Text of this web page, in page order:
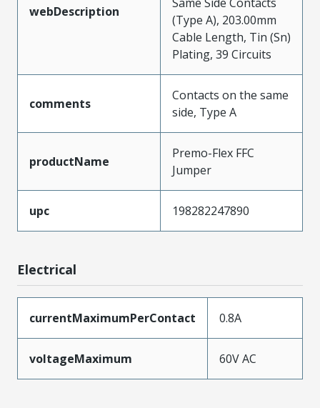
webDescription
(Type A), 203.00mm
Cable Length, Tin (Sn)
Plating, 39 Circuits
comments
Contacts on the same
side, Type A
productName
Premo-Flex FFC
Jumper
upc 198282247890
Electrical
currentMaximumPerContact 0.8A
voltageMaximum 60V AC